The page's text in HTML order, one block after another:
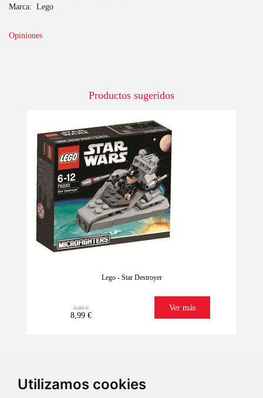
Utilizamos cookies
Marca: Lego
Opiniones
Productos sugeridos
Lego - Star Destroyer
9,99 €
8,99 €
Ver más